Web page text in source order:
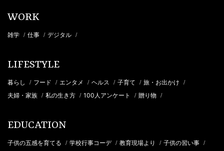
WORK
雑学 / 仕事 / デジタル /
LIFESTYLE
暮らし / フード / エンタメ / ヘルス / 子育て / 旅・お出かけ /
夫婦・家族 / 私の生き方 / 100人アンケート / 贈り物 /
EDUCATION
子供の五感を育てる / 学校行事コーデ / 教育現場より / 子供の習い事 /